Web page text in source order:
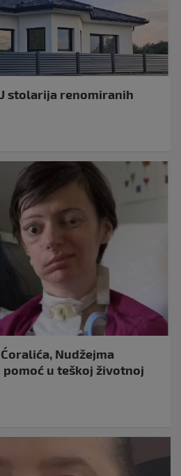
stolarija renomiranih
Nudžejma
pomoć u teškoj životnoj